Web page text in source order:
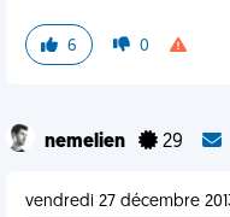
6 0
nemelien 29
vendredi 27 décembre 2013